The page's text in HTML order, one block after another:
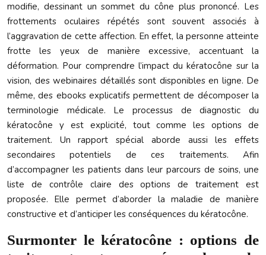
modifie, dessinant un sommet du cône plus prononcé. Les
frottements oculaires répétés sont souvent associés à
l’aggravation de cette affection. En effet, la personne atteinte
frotte les yeux de manière excessive, accentuant la
déformation. Pour comprendre l’impact du kératocône sur la
vision, des webinaires détaillés sont disponibles en ligne. De
même, des ebooks explicatifs permettent de décomposer la
terminologie médicale. Le processus de diagnostic du
kératocône y est explicité, tout comme les options de
traitement. Un rapport spécial aborde aussi les effets
secondaires potentiels de ces traitements. Afin
d’accompagner les patients dans leur parcours de soins, une
liste de contrôle claire des options de traitement est
proposée. Elle permet d’aborder la maladie de manière
constructive et d’anticiper les conséquences du kératocône.
Surmonter le kératocône : options de